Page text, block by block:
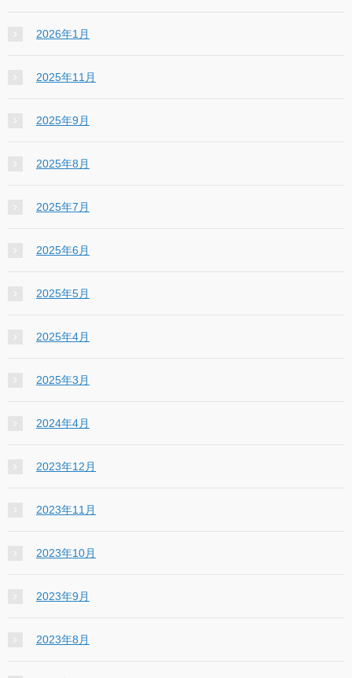
2026年1月
2025年11月
2025年9月
2025年8月
2025年7月
2025年6月
2025年5月
2025年4月
2025年3月
2024年4月
2023年12月
2023年11月
2023年10月
2023年9月
2023年8月